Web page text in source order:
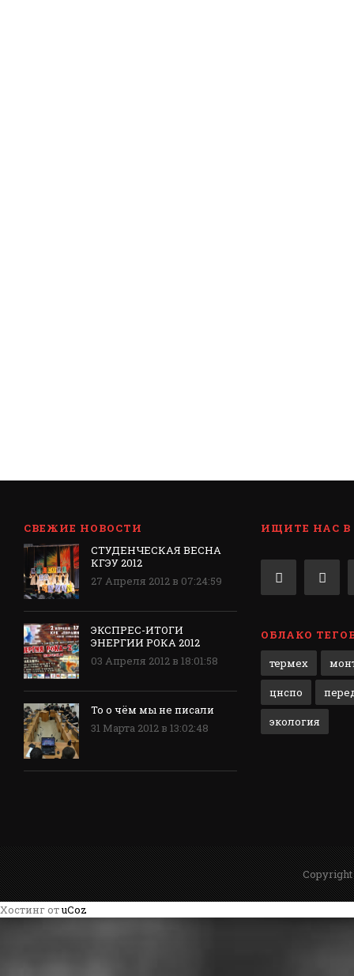
СВЕЖИЕ НОВОСТИ
СТУДЕНЧЕСКАЯ ВЕСНА
КГЭУ 2012
27 Апреля 2012 в 07:24:59
ЭКСПРЕС-ИТОГИ
ЭНЕРГИИ РОКА 2012
03 Апреля 2012 в 18:01:58
То о чём мы не писали
31 Марта 2012 в 13:02:48
ИЩИТЕ НАС В
ОБЛАКО
термех
цнспо
экология
Хостинг отuCoz